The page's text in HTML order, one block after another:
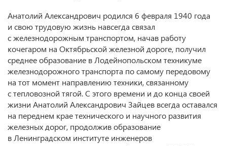
Анатолий Александрович родился 6 февраля 1940 года
и свою трудовую жизнь навсегда связал
с железнодорожным транспортом, начав работу
кочегаром на Октябрьской железной дороге, получил
среднее образование в Лодейнопольском техникуме
железнодорожного транспорта по самому передовому
на тот момент направлению техники, связанному
с тепловозной тягой. С этого времени и до конца своей
жизни Анатолий Александрович Зайцев всегда оставался
на переднем крае технического и научного развития
железных дорог, продолжив образование
в Ленинградском институте инженеров